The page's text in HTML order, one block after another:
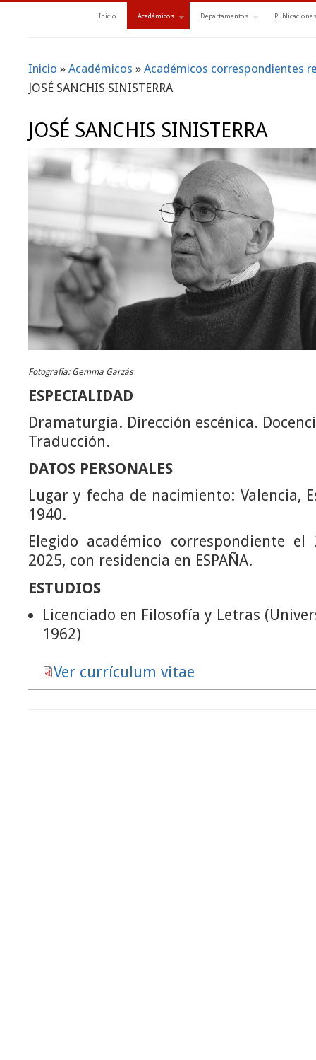
Inicio Académicos Departamentos Publicaciones
Se encuentra usted aquí
Inicio » Académicos » Académicos correspondientes
JOSÉ SANCHIS SINISTERRA
JOSÉ SANCHIS SINISTERRA
Fotografía: Gemma Garzás
ESPECIALIDAD
Dramaturgia. Dirección escénica.
Traducción.
DATOS PERSONALES
Lugar y fecha de nacimiento: Valencia,
1940.
Elegido académico correspondiente
2025, con residencia en ESPAÑA.
ESTUDIOS
Licenciado en Filosofía y Letras
1962)
Ver currículum vitae